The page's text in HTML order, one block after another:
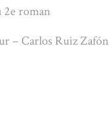
roman
– Carlos Ruiz Zafón